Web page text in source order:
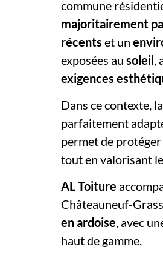
commune
majoritairement
récents et un
exposées ausoleil
exigences
Dans ce contexte,
parfaitement
permet de
tout en valorisant
AL Toiture
Châteauneuf-
en ardoise, avec
haut de gamme.